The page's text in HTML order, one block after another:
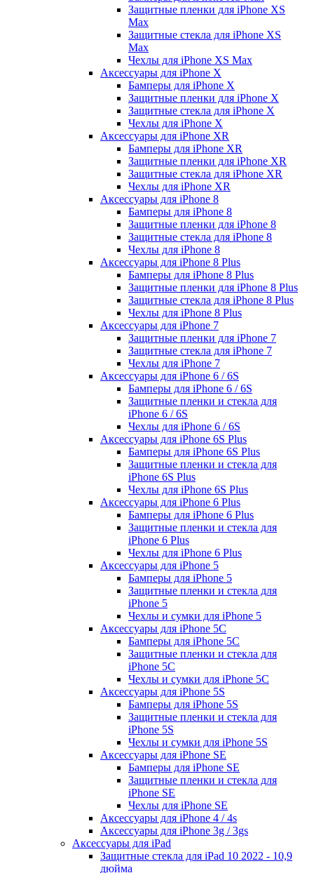
Защитные пленки для iPhone XS
Max
Защитные стекла для iPhone XS
Max
Чехлы для iPhone XS Max
Аксессуары для iPhone X
Бамперы для iPhone X
Защитные пленки для iPhone X
Защитные стекла для iPhone X
Чехлы для iPhone X
Аксессуары для iPhone XR
Бамперы для iPhone XR
Защитные пленки для iPhone XR
Защитные стекла для iPhone XR
Чехлы для iPhone XR
Аксессуары для iPhone 8
Бамперы для iPhone 8
Защитные пленки для iPhone 8
Защитные стекла для iPhone 8
Чехлы для iPhone 8
Аксессуары для iPhone 8 Plus
Бамперы для iPhone 8 Plus
Защитные пленки для iPhone 8 Plus
Защитные стекла для iPhone 8 Plus
Чехлы для iPhone 8 Plus
Аксессуары для iPhone 7
Защитные пленки для iPhone 7
Защитные стекла для iPhone 7
Чехлы для iPhone 7
Аксессуары для iPhone 6 / 6S
Бамперы для iPhone 6 / 6S
Защитные пленки и стекла для
iPhone 6 / 6S
Чехлы для iPhone 6 / 6S
Аксессуары для iPhone 6S Plus
Бамперы для iPhone 6S Plus
Защитные пленки и стекла для
iPhone 6S Plus
Чехлы для iPhone 6S Plus
Аксессуары для iPhone 6 Plus
Бамперы для iPhone 6 Plus
Защитные пленки и стекла для
iPhone 6 Plus
Чехлы для iPhone 6 Plus
Аксессуары для iPhone 5
Бамперы для iPhone 5
Защитные пленки и стекла для
iPhone 5
Чехлы и сумки для iPhone 5
Аксессуары для iPhone 5C
Бамперы для iPhone 5C
Защитные пленки и стекла для
iPhone 5C
Чехлы и сумки для iPhone 5C
Аксессуары для iPhone 5S
Бамперы для iPhone 5S
Защитные пленки и стекла для
iPhone 5S
Чехлы и сумки для iPhone 5S
Аксессуары для iPhone SE
Бамперы для iPhone SE
Защитные пленки и стекла для
iPhone SE
Чехлы для iPhone SE
Аксессуары для iPhone 4 / 4s
Аксессуары для iPhone 3g / 3gs
Аксессуары для iPad
Защитные стекла для iPad 10 2022 - 10,9
дюйма